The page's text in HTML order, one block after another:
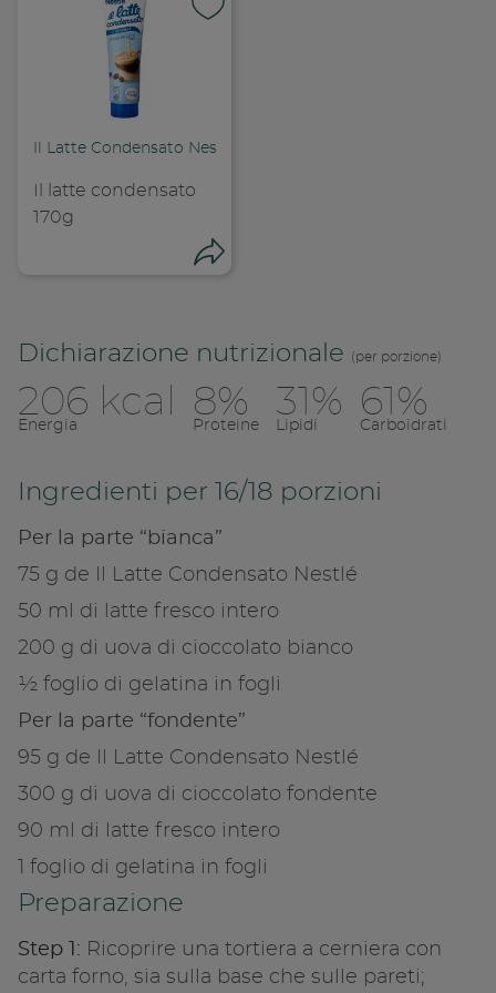
Copia
Dichiarazione nutrizionale (per porzione)
206 kcal
Energia
8%
Proteine
31%
Lipidi
61%
Carboidrati
Ingredienti per 16/18 porzioni
Per la parte “bianca”
75 g de Il Latte Condensato Nestlé
50 ml di latte fresco intero
200 g di uova di cioccolato bianco
½ foglio di gelatina in fogli
Per la parte “fondente”
95 g de Il Latte Condensato Nestlé
300 g di uova di cioccolato fondente
90 ml di latte fresco intero
1 foglio di gelatina in fogli
Preparazione
Step 1: Ricoprire una tortiera a cerniera con
carta forno, sia sulla base che sulle pareti;
Il Latte Condensato Nestlé
Il latte condensato
170g
Condividi su
Copia link